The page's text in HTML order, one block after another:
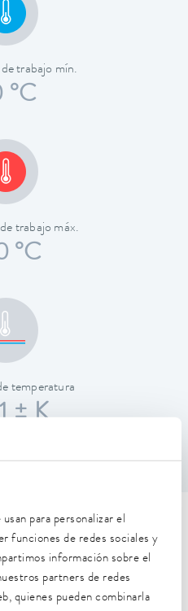
para personalizar el
funciones de redes sociales y
información sobre el
partners de redes
quienes pueden combinarla
trabajo mín.
°C
trabajo máx.
°C
temperatura
± K
(según